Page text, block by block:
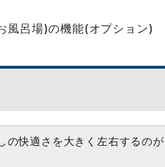
風呂場)の機能(オプション)
快適さを大きく左右するの